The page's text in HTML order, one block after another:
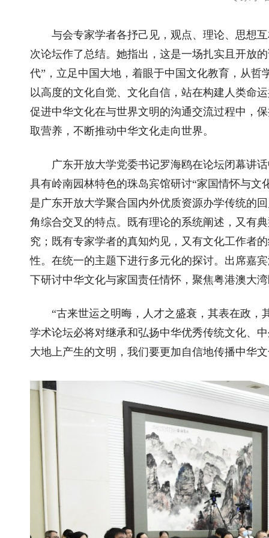
与会专家学者各抒己见，观点、理论、思想
次论坛作了总结。她指出，这是一场扎实且开放
代”，立足中国大地，着眼于中国文化教育，从
以高度的文化自觉、文化自信，站在构建人类命
促进中华文化在与世界文明的沟通交流过程中，
取营养，不断推动中华文化走向世界。
广东开放大学党委书记罗海鸥在论坛闭幕讲
具有岭南园林特色的珠岛宾馆研讨“家国情怀与
是广东开放大学聚合国内外优质资源办学传统的
角综合交叉的特点。既有理论的系统阐述，又有
究；既有专家学者的真知灼见，又有文化工作者
性。在统一的主题下进行多元化的探讨。出席嘉
下研讨中华文化与家国责任情怀，聚焦粤港澳大
“古来世运之明晦，人才之盛衰，其表在政
学术论坛必将对继承和弘扬中华优秀传统文化、
大地上产生的文明，我们要更加自信地传播中华